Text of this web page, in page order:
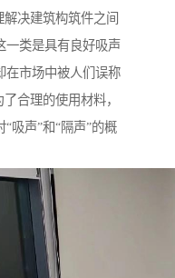
决建筑构筑件之间
一类是具有良好吸声
在市场中被人们误称
合理的使用材料，
吸声”和“隔声”的概